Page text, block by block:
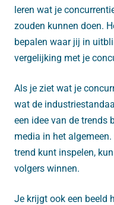
leren wat je
zouden kunnen doen.
bepalen waar jij in
vergelijking met je
Als je ziet wat je
wat de
een idee van de trends
media in het
trend kunt inspelen,
volgers winnen.
Je krijgt ook een beeld